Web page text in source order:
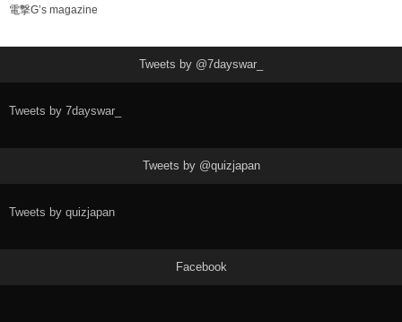
電撃G’s magazine
Tweets by @7dayswar_
Tweets by 7dayswar_
Tweets by @quizjapan
Tweets by quizjapan
Facebook